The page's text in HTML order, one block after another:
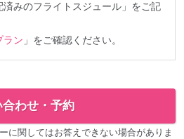
みのフライトスジュール」をご記
ラン 」をご確認ください。
合わせ・予約
に関してはお答えできない場合がありま